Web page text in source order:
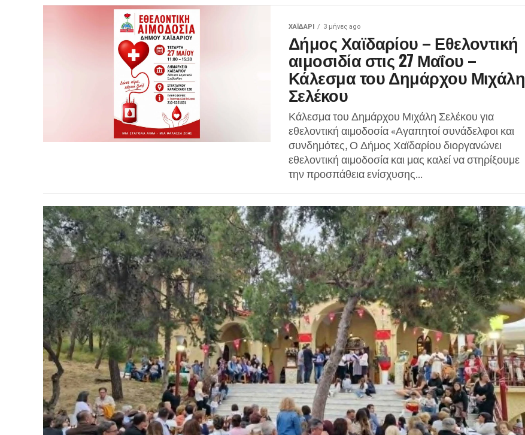
ΧΑΪΔΑΡΙ 3 μήνες ago
Δήμος Χαϊδαρίου – Εθελοντική
αιμοσιδία στις 27 Μαΐου –
Κάλεσμα του Δημάρχου Μιχάλη
Σελέκου
Κάλεσμα του Δημάρχου Μιχάλη Σελέκου για
εθελοντική αιμοδοσία «Αγαπητοί συνάδελφοι και
συνδημότες, Ο Δήμος Χαϊδαρίου διοργανώνει
εθελοντική αιμοδοσία και μας καλεί να στηρίξουμε
την προσπάθεια ενίσχυσης...